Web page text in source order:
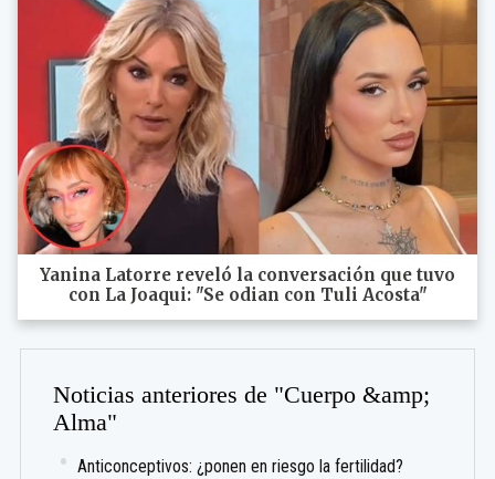
Yanina Latorre reveló la conversación que tuvo
con La Joaqui: "Se odian con Tuli Acosta"
Noticias anteriores de "Cuerpo &amp;
Alma"
Anticonceptivos: ¿ponen en riesgo la fertilidad?